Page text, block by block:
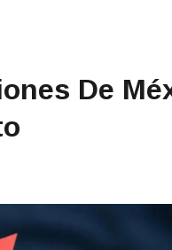
De